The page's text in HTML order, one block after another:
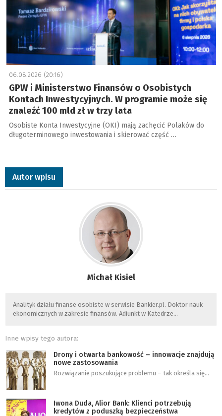
06.08.2026 (20:16)
GPW i Ministerstwo Finansów o Osobistych
Kontach Inwestycyjnych. W programie może się
znaleźć 100 mld zł w trzy lata
Osobiste Konta Inwestycyjne (OKI) mają zachęcić Polaków do
długoterminowego inwestowania i skierować część …
Autor wpisu
Michał Kisiel
Analityk działu finanse osobiste w serwisie Bankier.pl. Doktor nauk
ekonomicznych w zakresie finansów. Adiunkt w Katedrze…
Inne wpisy tego autora:
Drony i otwarta bankowość – innowacje znajdują
nowe zastosowania
Rozwiązanie poszukujące problemu – tak określa się…
Iwona Duda, Alior Bank: Klienci potrzebują
kredytów z poduszką bezpieczeństwa